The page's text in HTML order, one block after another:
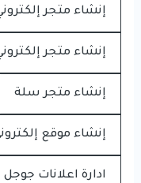
إنشاء متجر
إنشاء متجر
إنشاء متجر سلة
إنشاء موقع
ادارة اعلانات جوجل